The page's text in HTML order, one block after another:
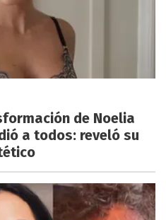
de Noelia
a todos: reveló su